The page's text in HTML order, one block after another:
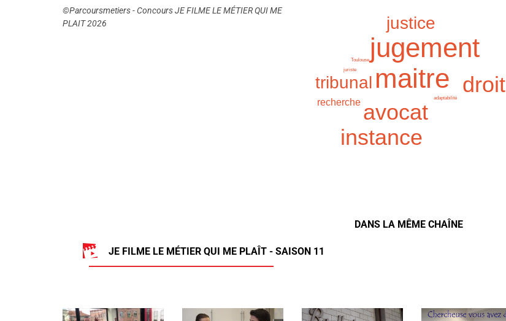
©Parcoursmetiers - Concours JE FILME LE MÉTIER QUI ME
PLAIT 2026
maitre
jugement
avocat
droit
instance
justice
tribunal
recherche
Toulouse
adaptabilité
juriste
DANS LA MÊME CHAÎNE
JE FILME LE MÉTIER QUI ME PLAÎT - SAISON 11